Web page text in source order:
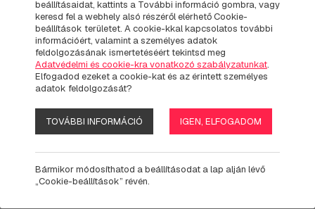
ALAPÍTVÁNNYAL ÉS
MIÉRT PONT AZ
ÁLOMVARÁZSLÓ
PROJEKTTEL?
beállításaidat, kattints a További információ gombra, vagy
keresd fel a webhely alsó részéről elérhető Cookie-
beállítások területet. A cookie-kkal kapcsolatos további
információért, valamint a személyes adatok
feldolgozásának ismertetéséért tekintsd meg
Adatvédelmi és cookie-kra vonatkozó szabályzatunkat.
Elfogadod ezeket a cookie-kat és az érintett személyes
adatok feldolgozását?
TOVÁBBI INFORMÁCIÓ IGEN, ELFOGADOM
Bármikor módosíthatod a beállításodat a lap alján lévő
„Cookie-beállítások” révén.